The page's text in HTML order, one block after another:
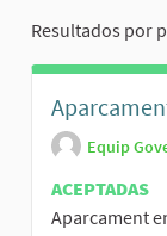
Resultados por
Equip
ACEPTADAS
Aparcament